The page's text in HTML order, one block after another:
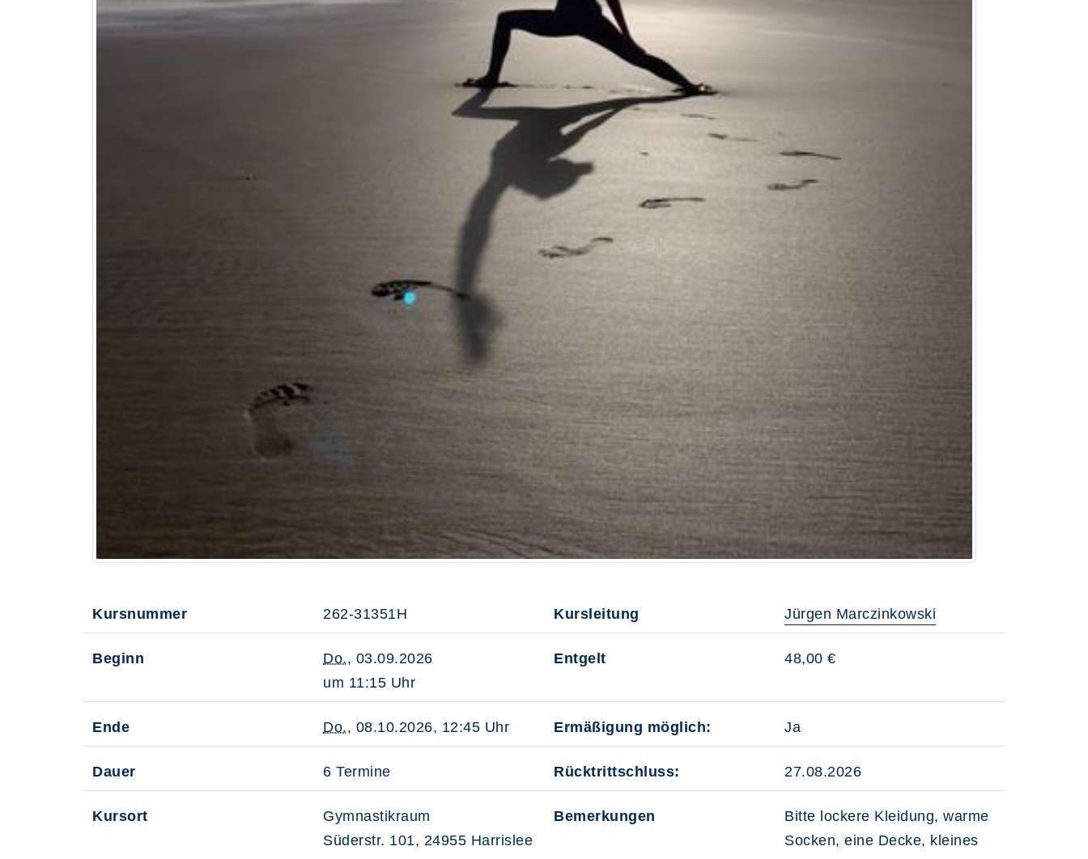
Kursnummer 262-31351H Kursleitung Jürgen Marczinkowski
Beginn Do., 03.09.2026
um 11:15 Uhr
Entgelt 48,00 €
Ende Do., 08.10.2026, 12:45 Uhr Ermäßigung möglich: Ja
Dauer 6 Termine Rücktrittschluss: 27.08.2026
Kursort
Gymnastikraum
Süderstr. 101, 24955 Harrislee
Bemerkungen
Bitte lockere Kleidung, warme
Socken, eine Decke, kleines